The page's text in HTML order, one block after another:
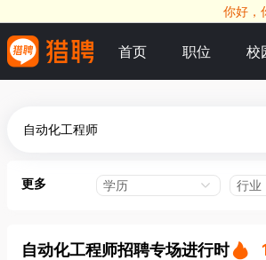
你好，
首页 职位 校
更多 学历 行业
自动化工程师招聘专场进行时